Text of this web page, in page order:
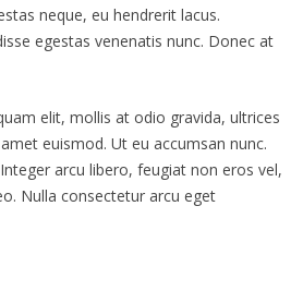
neque, eu hendrerit lacus.
egestas venenatis nunc. Donec at
elit, mollis at odio gravida, ultrices
euismod. Ut eu accumsan nunc.
arcu libero, feugiat non eros vel,
Nulla consectetur arcu eget